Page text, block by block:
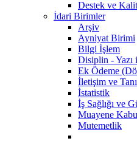
Destek ve
İdari Birimler
Arşiv
Ayniyat Birimi
Bilgi İşlem
Disiplin -
Ek Ödeme
İletişim ve
İstatistik
İş Sağlığı ve
Muayene
Mutemetlik